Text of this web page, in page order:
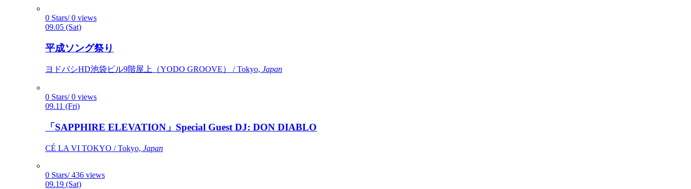
0 Stars/ 0 views
09.05 (Sat)
平成ソング祭り
ヨドバシHD池袋ビル9階屋上（YODO GROOVE） / Tokyo, Japan
0 Stars/ 0 views
09.11 (Fri)
「SAPPHIRE ELEVATION」Special Guest DJ: DON DIABLO
CÉ LA VI TOKYO / Tokyo, Japan
0 Stars/ 436 views
09.19 (Sat)